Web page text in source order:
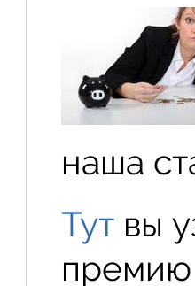
наша
Тут вы
премию